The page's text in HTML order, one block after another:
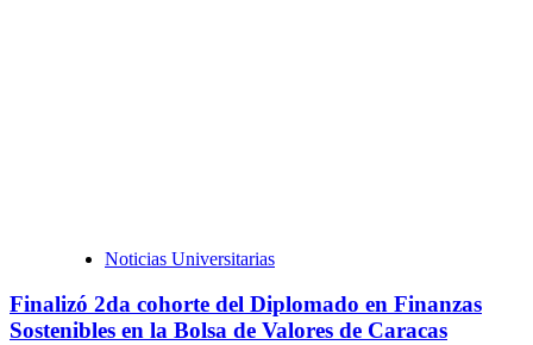
Noticias Universitarias
Finalizó 2da cohorte del Diplomado en Finanzas
Sostenibles en la Bolsa de Valores de Caracas